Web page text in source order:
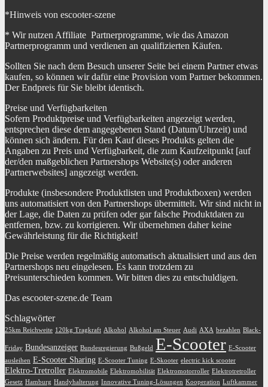
*Hinweis von escooter-szene
* Wir nutzen Affiliate Partnerprogramme, wie das Amazon
Partnerprogramm und verdienen an qualifizierten Käufen.
Sollten Sie nach dem Besuch unserer Seite bei einem Partner etwas
kaufen, so können wir dafür eine Provision vom Partner bekommen.
Der Endpreis für Sie bleibt identisch.
Preise und Verfügbarkeiten
Sofern Produktpreise und Verfügbarkeiten angezeigt werden,
entsprechen diese dem angegebenen Stand (Datum/Uhrzeit) und
können sich ändern. Für den Kauf dieses Produkts gelten die
Angaben zu Preis und Verfügbarkeit, die zum Kaufzeitpunkt [auf
der/den maßgeblichen Partnershops Website(s) oder anderen
Partnerwebsites] angezeigt werden.
Produkte (insbesondere Produktlisten und Produktboxen) werden
uns automatisiert von den Partnershops übermittelt. Wir sind nicht in
der Lage, die Daten zu prüfen oder gar falsche Produktdaten zu
entfernen, bzw. zu korrigieren. Wir übernehmen daher keine
Gewährleistung für die Richtigkeit!
Die Preise werden regelmäßig automatisch aktualisiert und aus den
Partnershops neu eingelesen. Es kann trotzdem zu
Preisunterschieden kommen. Wir bitten dies zu entschuldigen.
Das escooter-szene.de Team
Schlagwörter
25km Reichweite 120kg Tragkraft Alkohol Alkohol am Steuer Audi AXA bezahlen Black-
Friday Bundesanzeiger Bundesregierung Bußgeld E-Scooter E-Scooter
ausleihen E-Scooter Sharing E-Scooter Tuning E-Skooter electric kick scooter
Elektro-Tretroller Elektromobile Elektromobilität Elektromotorroller Elektrotretroller
Gesetz Hamburg Handyhalterung Innovative Tuning-Lösungen Kooperation Luftkammer